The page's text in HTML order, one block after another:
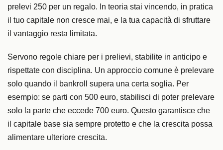
prelevi 250 per un regalo. In teoria stai vincendo, in pratica
il tuo capitale non cresce mai, e la tua capacità di sfruttare
il vantaggio resta limitata.
Servono regole chiare per i prelievi, stabilite in anticipo e
rispettate con disciplina. Un approccio comune è prelevare
solo quando il bankroll supera una certa soglia. Per
esempio: se parti con 500 euro, stabilisci di poter prelevare
solo la parte che eccede 700 euro. Questo garantisce che
il capitale base sia sempre protetto e che la crescita possa
alimentare ulteriore crescita.